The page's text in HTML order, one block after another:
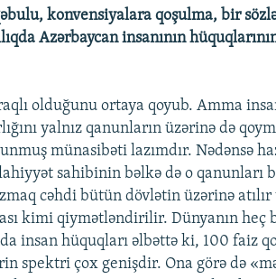
konvensiyalara qoşulma, bir
Azərbaycan insanının
olduğunu ortaya qoyub. Amma
yalnız qanunların üzərinə də
münasibəti lazımdır. Nədənsə
sahibinin bəlkə də o qanunları
cəhdi bütün dövlətin üzərinə atılır
kimi qiymətləndirilir. Dünyanın heç
insan hüquqları əlbəttə ki, 100 faiz
spektri çox genişdir. Ona görə də